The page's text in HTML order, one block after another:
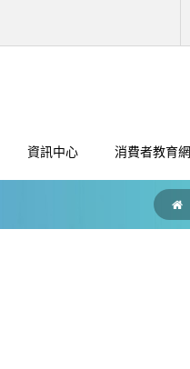
資訊中心 消費者教育